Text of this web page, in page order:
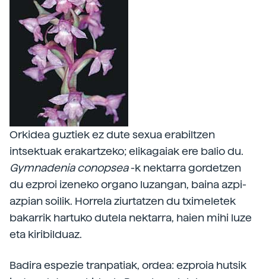
Orkidea guztiek ez dute sexua erabiltzen
intsektuak erakartzeko; elikagaiak ere balio du.
Gymnadenia conopsea-k nektarra gordetzen
du ezproi izeneko organo luzangan, baina azpi-
azpian soilik. Horrela ziurtatzen du tximeletek
bakarrik hartuko dutela nektarra, haien mihi luze
eta kiribilduaz.
Badira espezie tranpatiak, ordea: ezproia hutsik